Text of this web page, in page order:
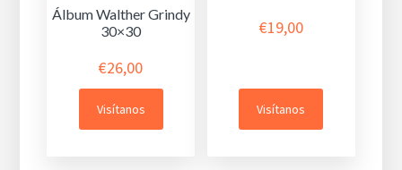
Álbum Walther Grindy
30×30
€26,00
Visítanos
€19,00
Visítanos